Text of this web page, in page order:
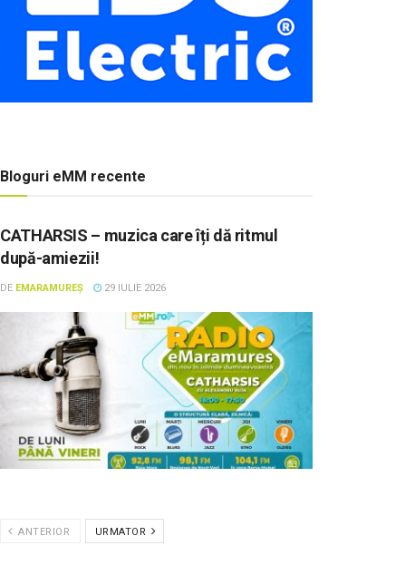
Bloguri eMM recente
CATHARSIS – muzica care îți dă ritmul
după-amiezii!
DE EMARAMUREȘ 29 IULIE 2026
ANTERIOR URMATOR